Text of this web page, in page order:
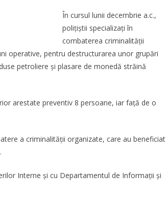
În cursul lunii decembrie a.c.,
poliţiştii specializaţi în
combaterea criminalităţii
operative, pentru destructurarea unor grupări
petroliere şi plasare de monedă străină
arestate preventiv 8 persoane, iar faţă de o
a criminalităţii organizate, care au beneficiat
Interne şi cu Departamentul de Informaţii şi